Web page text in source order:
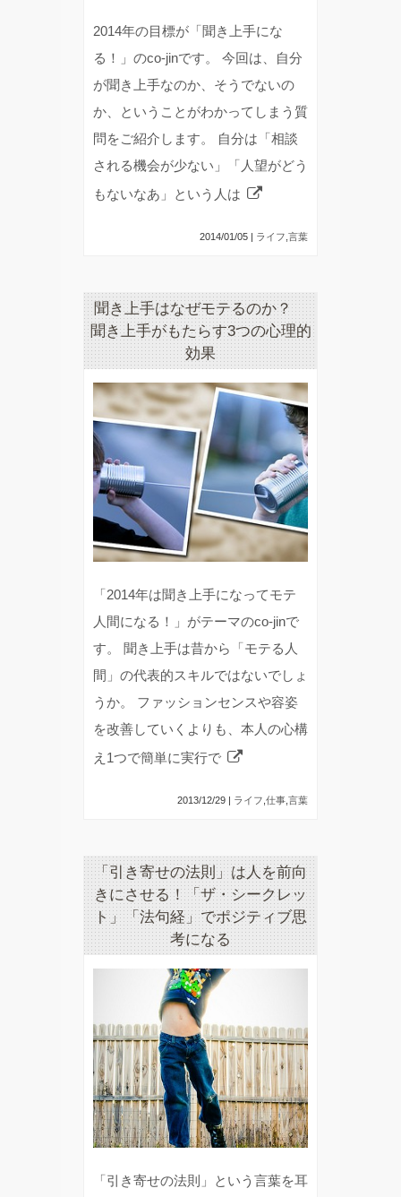
2014年の目標が「聞き上手にな
る！」のco-jinです。 今回は、自分
が聞き上手なのか、そうでないの
か、ということがわかってしまう質
問をご紹介します。 自分は「相談
される機会が少ない」「人望がどう
もないなあ」という人は
2014/01/05 | ライフ 言葉
聞き上手はなぜモテるのか？
聞き上手がもたらす3つの心理的
効果
「2014年は聞き上手になってモテ
人間になる！」がテーマのco-jinで
す。 聞き上手は昔から「モテる人
間」の代表的スキルではないでしょ
うか。 ファッションセンスや容姿
を改善していくよりも、本人の心構
え1つで簡単に実行で
2013/12/29 | ライフ 仕事 言葉
「引き寄せの法則」は人を前向
きにさせる！「ザ・シークレッ
ト」「法句経」でポジティブ思
考になる
「引き寄せの法則」という言葉を耳